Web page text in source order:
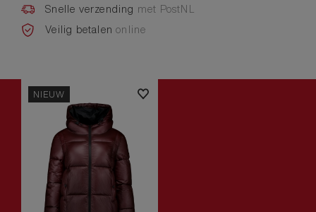
Snelle verzending met PostNL
Veilig betalenonline
NIEUW